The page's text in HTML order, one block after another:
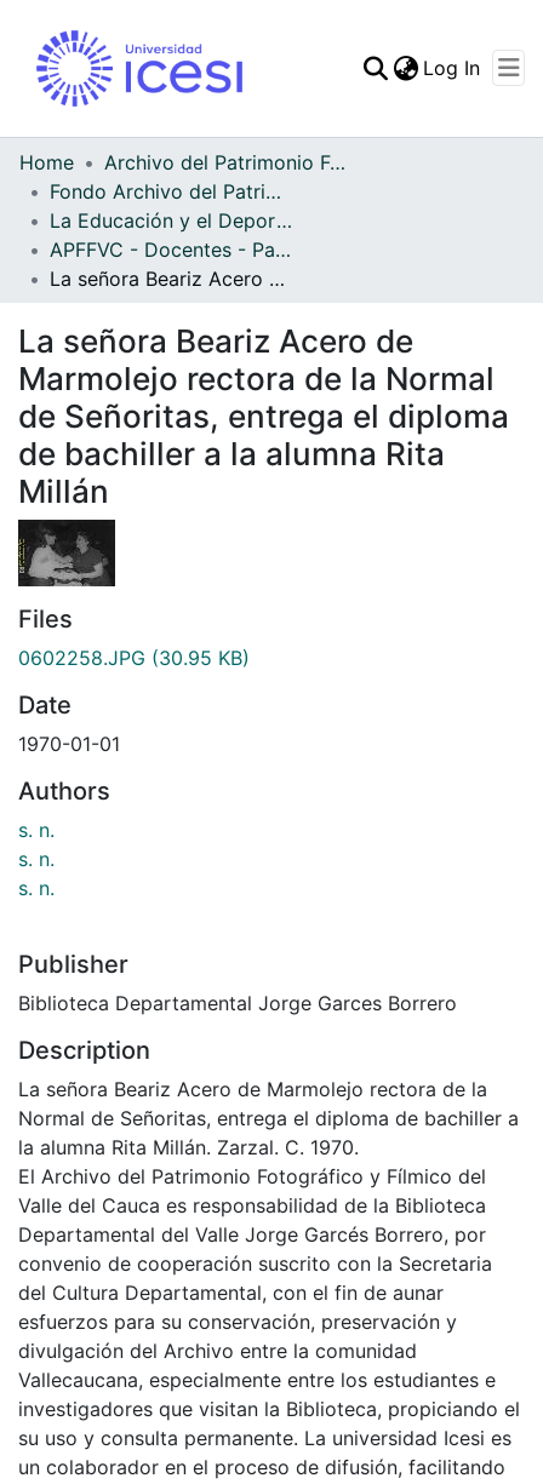
Log In
Home
Archivo del Patrimonio Fotográfico y Fílmico del Valle del Cauca
Fondo Archivo del Patrimonio Fotográfico y Fílmico del Valle del Cauca
La Educación y el Deporte
APFFVC - Docentes - Patrimonial
La señora Beariz Acero de Marmolejo rectora de la Normal de Señoritas, entrega el diploma de bachiller a la alumna Rita Millán
La señora Beariz Acero de
Marmolejo rectora de la Normal
de Señoritas, entrega el diploma
de bachiller a la alumna Rita
Millán
Files
0602258.JPG (30.95 KB)
Date
1970-01-01
Authors
s. n.
s. n.
s. n.
Publisher
Biblioteca Departamental Jorge Garces Borrero
Description
La señora Beariz Acero de Marmolejo rectora de la
Normal de Señoritas, entrega el diploma de bachiller a
la alumna Rita Millán. Zarzal. C. 1970.
El Archivo del Patrimonio Fotográfico y Fílmico del
Valle del Cauca es responsabilidad de la Biblioteca
Departamental del Valle Jorge Garcés Borrero, por
convenio de cooperación suscrito con la Secretaria
del Cultura Departamental, con el fin de aunar
esfuerzos para su conservación, preservación y
divulgación del Archivo entre la comunidad
Vallecaucana, especialmente entre los estudiantes e
investigadores que visitan la Biblioteca, propiciando el
su uso y consulta permanente. La universidad Icesi es
un colaborador en el proceso de difusión, facilitando